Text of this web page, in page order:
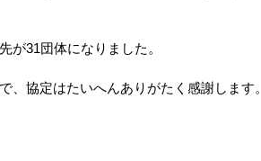
が31団体になりました。
協定はたいへんありがたく感謝します。
日